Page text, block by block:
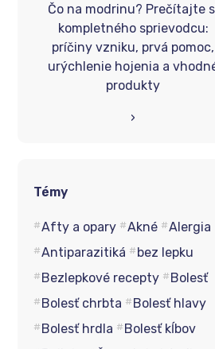
Čo na modrinu? Prečítajte
kompletného sprievodcu:
príčiny vzniku, prvá pomoc,
urýchlenie hojenia a
produkty
›
Témy
Afty a opary Akné
Alergia
Antiparazitiká
bez lepku
Bezlepkové recepty
Bolesť
Bolesť chrbta
Bolesť hlavy
Bolesť hrdla
Bolesť kĺbov